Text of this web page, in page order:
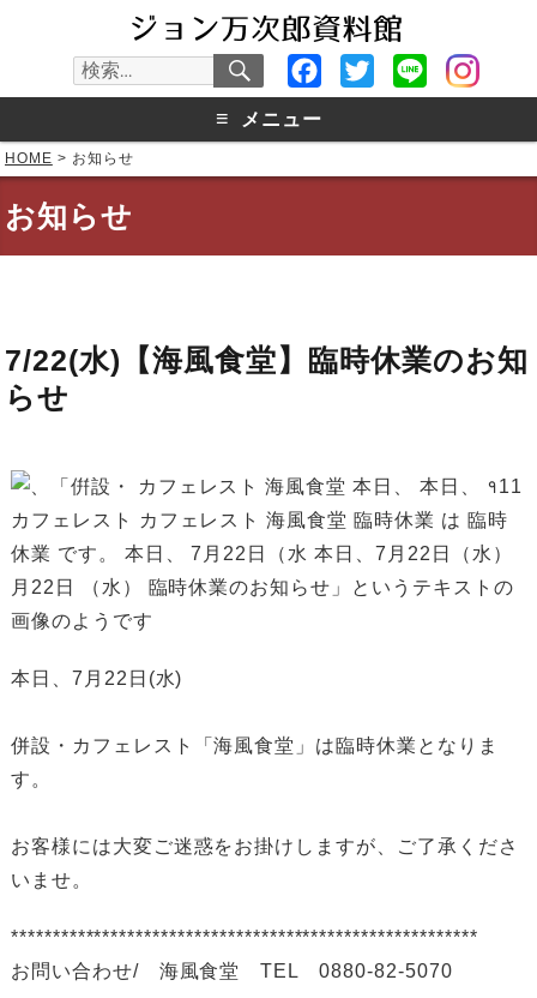
検
索:
検
索
Facebook
Twitter Line
≡ メニュー
HOME > お知らせ
お知らせ
7/22(水)【海風食堂】臨時休業のお知
らせ
本日、7月22日(水)
併設・カフェレスト「海風食堂」は臨時休業となりま
す。
お客様には大変ご迷惑をお掛けしますが、ご了承くださ
いませ。
********************************************************
お問い合わせ/ 海風食堂 TEL 0880-82-5070